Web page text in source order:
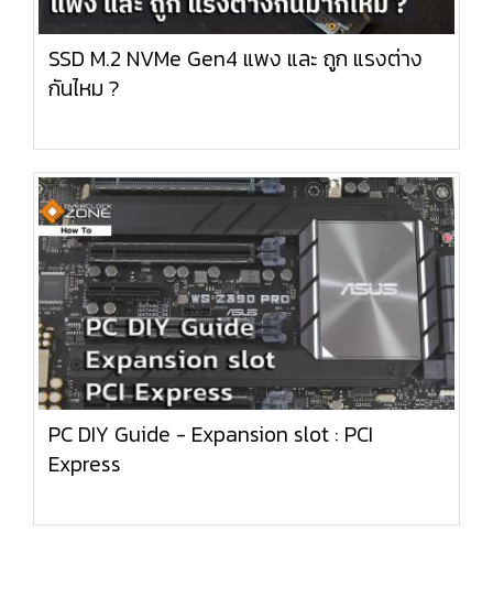
SSD M.2 NVMe Gen4 แพง และ ถูก แรงต่าง
กันไหม ?
PC DIY Guide - Expansion slot : PCI
Express